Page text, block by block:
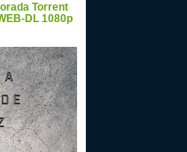
Torrent
DL 1080p